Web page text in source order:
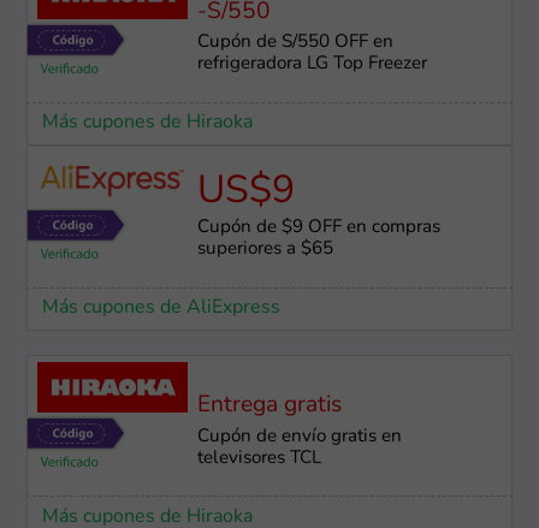
-S/550
Cupón de S/550 OFF en
refrigeradora LG Top Freezer
Más cupones de Hiraoka
US$9
Cupón de $9 OFF en compras
superiores a $65
Más cupones de AliExpress
Entrega gratis
Cupón de envío gratis en
televisores TCL
Más cupones de Hiraoka